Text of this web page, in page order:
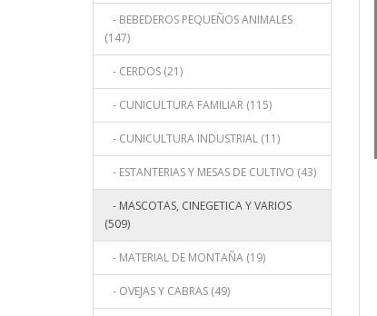
- BEBEDEROS PEQUEÑOS ANIMALES
(147)
- CERDOS (21)
- CUNICULTURA FAMILIAR (115)
- CUNICULTURA INDUSTRIAL (11)
- ESTANTERIAS Y MESAS DE CULTIVO (43)
- MASCOTAS, CINEGETICA Y VARIOS
(509)
- MATERIAL DE MONTAÑA (19)
- OVEJAS Y CABRAS (49)